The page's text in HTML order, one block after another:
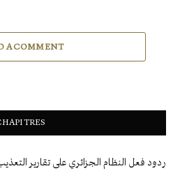
A COMMENT
ردود فعل النظام الجزائري على تقارير